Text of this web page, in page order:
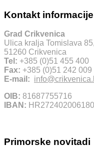
Kontakt informacije
Grad Crikvenica
Ulica kralja Tomislava 85,
51260 Crikvenica
Tel: +385 (0)51 455 400
Fax: +385 (0)51 242 009
E-mail:
OIB: 81687755716
IBAN:
Primorske novitadi